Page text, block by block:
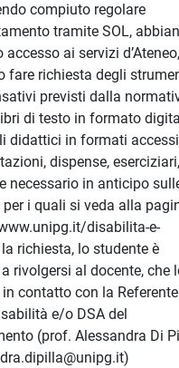
compiuto regolare
tramite SOL,
accesso ai servizi d’Ateneo,
fare richiesta degli
previsti dalla
di testo in formato
didattici in formati
dispense, eserciziari,
necessario in anticipo
per i quali si veda alla
disabilita-e-
richiesta, lo studente è
rivolgersi al docente, che
contatto con la Referente
e/o DSA del
(prof. Alessandra Di